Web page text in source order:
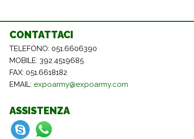
CONTATTACI
TELEFONO: 051.6606390
MOBILE: 392.4519685
FAX: 051.6618182
EMAIL: expoarmy@expoarmy.com
ASSISTENZA